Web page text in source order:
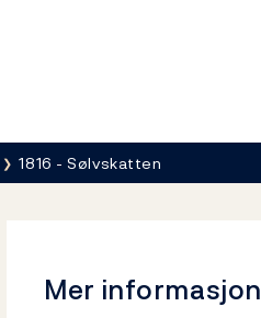
1816 - Sølvskatten
Mer informasjon